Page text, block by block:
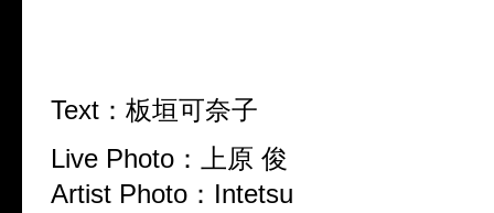
Text ：板垣可奈子
Live Photo ：上原 俊
Artist Photo ： Intetsu